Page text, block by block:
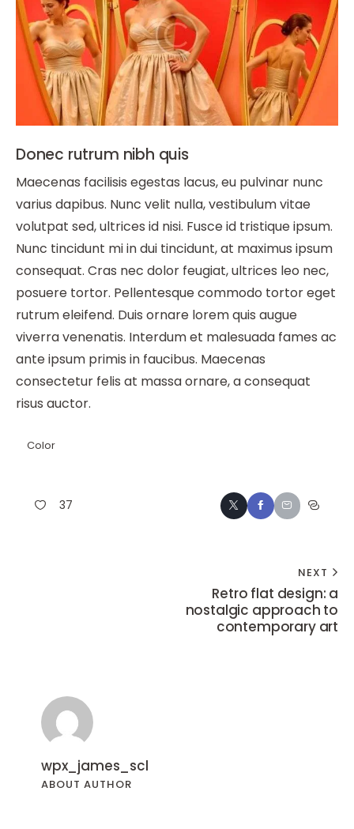
Donec rutrum nibh quis
Maecenas facilisis egestas lacus, eu pulvinar nunc
varius dapibus. Nunc velit nulla, vestibulum vitae
volutpat sed, ultrices id nisi. Fusce id tristique ipsum.
Nunc tincidunt mi in dui tincidunt, at maximus ipsum
consequat. Cras nec dolor feugiat, ultrices leo nec,
posuere tortor. Pellentesque commodo tortor eget
rutrum eleifend. Duis ornare lorem quis augue
viverra venenatis. Interdum et malesuada fames ac
ante ipsum primis in faucibus. Maecenas
consectetur felis at massa ornare, a consequat
risus auctor.
Color
37
NEXT
Retro flat design: a
nostalgic approach to
contemporary art
wpx_james_scl
ABOUT AUTHOR